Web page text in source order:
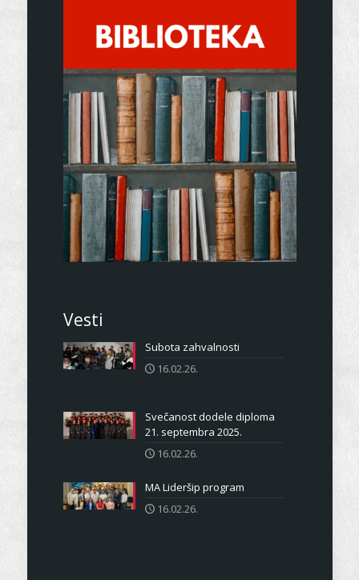
Vesti
Subota zahvalnosti
16.02.26.
Svečanost dodele diploma
21. septembra 2025.
16.02.26.
MA Lideršip program
16.02.26.